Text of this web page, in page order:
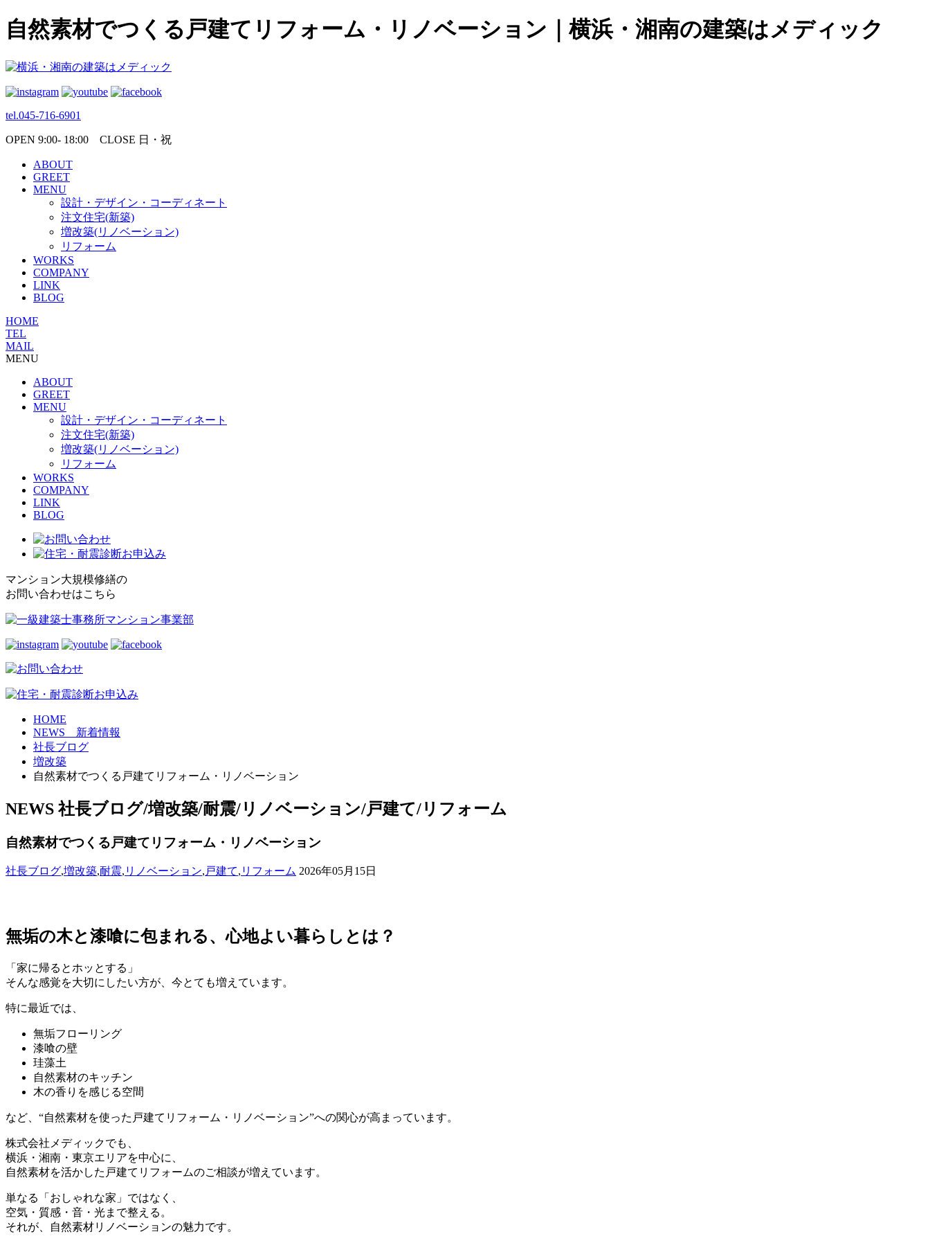
自然素材でつくる戸建てリフォーム・リノベーション｜横浜・湘南の建築はメディック
tel.045-716-6901
OPEN 9:00- 18:00 CLOSE 日・祝
ABOUT
GREET
MENU
設計・デザイン・コーディネート
注文住宅(新築)
増改築(リノベーション)
リフォーム
WORKS
COMPANY
LINK
BLOG
HOME
TEL
MAIL
MENU
ABOUT
GREET
MENU
設計・デザイン・コーディネート
注文住宅(新築)
増改築(リノベーション)
リフォーム
WORKS
COMPANY
LINK
BLOG
マンション大規模修繕の
お問い合わせはこちら
HOME
NEWS 新着情報
社長ブログ
増改築
自然素材でつくる戸建てリフォーム・リノベーション
NEWS 社長ブログ/増改築/耐震/リノベーション/戸建て/リフォーム
自然素材でつくる戸建てリフォーム・リノベーション
社長ブログ,増改築,耐震, リノベーション, 戸建て, リフォーム 2026年05月15日
無垢の木と漆喰に包まれる、心地よい暮らしとは？
「家に帰るとホッとする」
そんな感覚を大切にしたい方が、今とても増えています。
特に最近では、
無垢フローリング
漆喰の壁
珪藻土
自然素材のキッチン
木の香りを感じる空間
など、“自然素材を使った戸建てリフォーム・リノベーション”への関心が高まっています。
株式会社メディックでも、
横浜・湘南・東京エリアを中心に、
自然素材を活かした戸建てリフォームのご相談が増えています。
単なる「おしゃれな家」ではなく、
空気・質感・音・光まで整える。
それが、自然素材リノベーションの魅力です。